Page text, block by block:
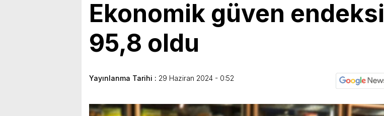
Ekonomik güven endeksi
95,8 oldu
Yayınlanma Tarihi : 29 Haziran 2024 - 0:52